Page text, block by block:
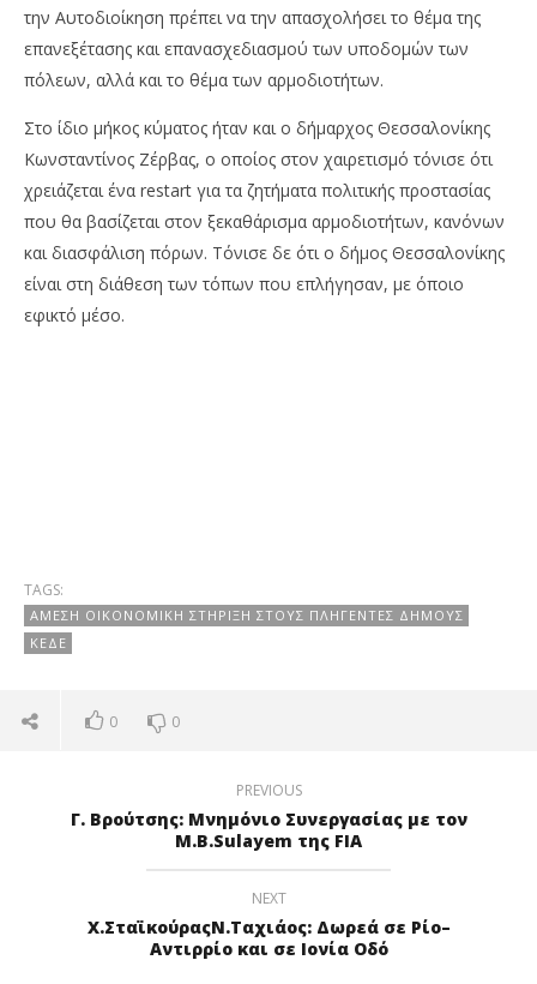
την Αυτοδιοίκηση πρέπει να την απασχολήσει το θέμα της
επανεξέτασης και επανασχεδιασμού των υποδομών των
πόλεων, αλλά και το θέμα των αρμοδιοτήτων.
Στο ίδιο μήκος κύματος ήταν και ο δήμαρχος Θεσσαλονίκης
Κωνσταντίνος Ζέρβας, ο οποίος στον χαιρετισμό τόνισε ότι
χρειάζεται ένα restart για τα ζητήματα πολιτικής προστασίας
που θα βασίζεται στον ξεκαθάρισμα αρμοδιοτήτων, κανόνων
και διασφάλιση πόρων. Τόνισε δε ότι ο δήμος Θεσσαλονίκης
είναι στη διάθεση των τόπων που επλήγησαν, με όποιο
εφικτό μέσο.
TAGS:
ΆΜΕΣΗ ΟΙΚΟΝΟΜΙΚΉ ΣΤΉΡΙΞΗ ΣΤΟΥΣ ΠΛΗΓΈΝΤΕΣ ΔΉΜΟΥΣ
ΚΕΔΕ
0 0
PREVIOUS
Γ. Βρούτσης: Μνημόνιο Συνεργασίας με τον
M.B.Sulayem της FIA
NEXT
Χ.ΣταϊκούραςΝ.Ταχιάος: Δωρεά σε Ρίο–
Αντιρρίο και σε Ιονία Οδό